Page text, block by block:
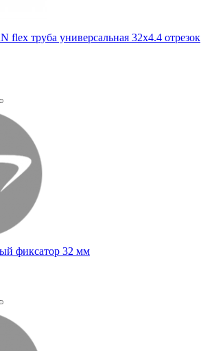
труба универсальная 32х4.4 отрезок
фиксатор 32 мм